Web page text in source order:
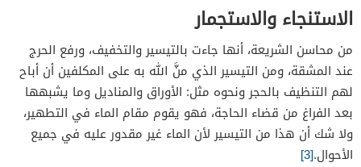
الاستنجاء والاستجمار
من محاسن الشريعة، أنها جاءت بالتيسير والتخفيف، ورفع الحرج
عند المشقة، ومن التيسير الذي منَّ الله به على المكلفين أن أباح
لهم التنظيف بالحجر ونحوه مثل: الأوراق والمناديل وما يشبهها
بعد الفراغ من قضاء الحاجة، فهو يقوم مقام الماء في التطهير،
ولا شك أن هذا من التيسير لأن الماء غير مقدور عليه في جميع
الأحوال.[3]